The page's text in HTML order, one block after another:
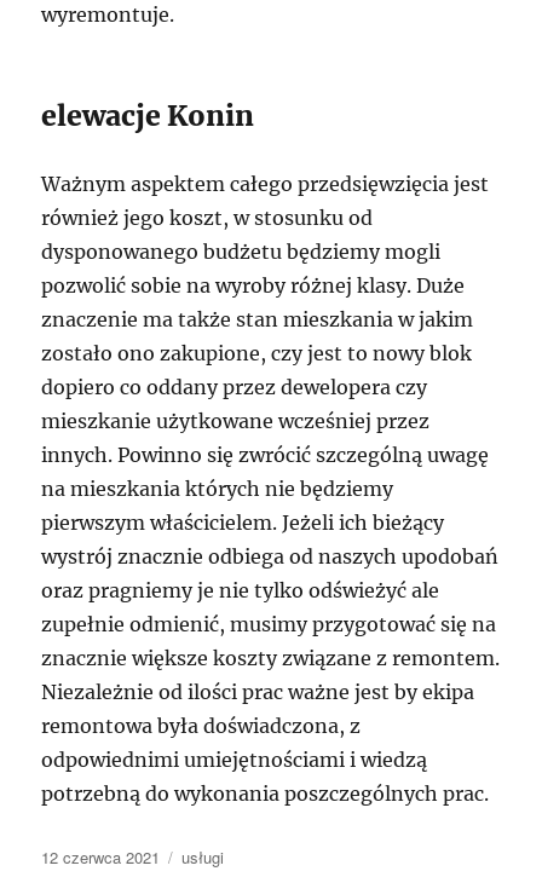
wyremontuje.
elewacje Konin
Ważnym aspektem całego przedsięwzięcia jest
również jego koszt, w stosunku od
dysponowanego budżetu będziemy mogli
pozwolić sobie na wyroby różnej klasy. Duże
znaczenie ma także stan mieszkania w jakim
zostało ono zakupione, czy jest to nowy blok
dopiero co oddany przez dewelopera czy
mieszkanie użytkowane wcześniej przez
innych. Powinno się zwrócić szczególną uwagę
na mieszkania których nie będziemy
pierwszym właścicielem. Jeżeli ich bieżący
wystrój znacznie odbiega od naszych upodobań
oraz pragniemy je nie tylko odświeżyć ale
zupełnie odmienić, musimy przygotować się na
znacznie większe koszty związane z remontem.
Niezależnie od ilości prac ważne jest by ekipa
remontowa była doświadczona, z
odpowiednimi umiejętnościami i wiedzą
potrzebną do wykonania poszczególnych prac.
Data
12 czerwca 2021 Kategorie
usługi